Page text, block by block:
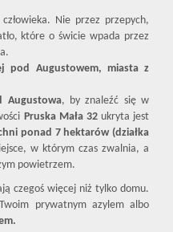
Nie przez przepych,
które o świcie wpada przez
pod Augustowem, miasta z
Augustowa, by znaleźć się w
Pruska Mała 32ukryta jest
ponad 7 hektarów (działka
w którym czas zwalnia, a
powietrzem.
czegoś więcej niż tylko domu.
prywatnym azylem albo